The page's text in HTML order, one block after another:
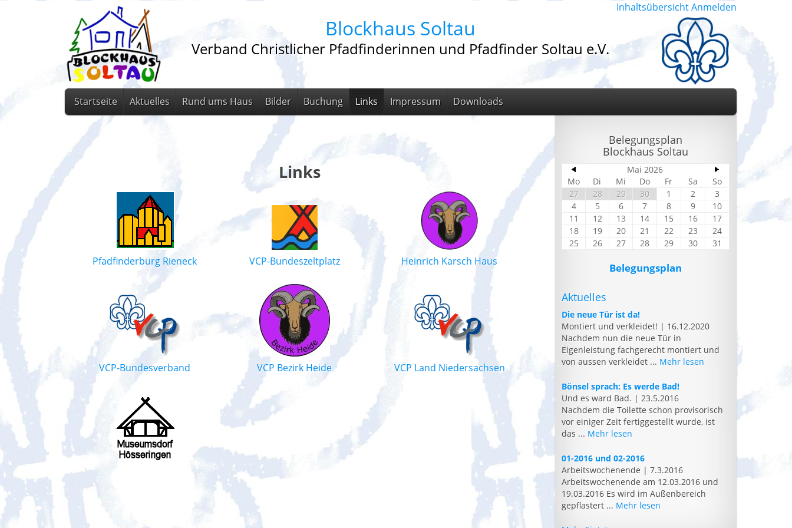
Inhaltsübersicht Anmelden
Blockhaus Soltau
Verband Christlicher Pfadfinderinnen und Pfadfinder Soltau e.V.
Startseite Aktuelles Rund ums Haus Bilder Buchung Links Impressum Downloads
Links
Pfadfinderburg Rieneck VCP-Bundeszeltplatz Heinrich Karsch Haus
VCP-Bundesverband VCP Bezirk Heide VCP Land Niedersachsen
Belegungsplan
Blockhaus Soltau
Mai 2026
Mo
Di Mi Do Fr Sa
So
27
28 29 30 1 2
3
4
5 6 7 8 9
10
11
12 13 14 15 16
17
18
19 20 21 22 23
24
25
26 27 28 29 30 31
Belegungsplan
Aktuelles
Die neue Tür ist da!
Montiert und verkleidet! | 16.12.2020
Nachdem nun die neue Tür in
Eigenleistung fachgerecht montiert und
von aussen verkleidet ... Mehr lesen
Bönsel sprach: Es werde Bad!
Und es ward Bad. | 23.5.2016
Nachdem die Toilette schon provisorisch
vor einiger Zeit fertiggestellt wurde, ist
das ... Mehr lesen
01-2016 und 02-2016
Arbeitswochenende |7.3.2016
Arbeitswochenende am 12.03.2016 und
19.03.2016 Es wird im Außenbereich
gepflastert ... Mehr lesen